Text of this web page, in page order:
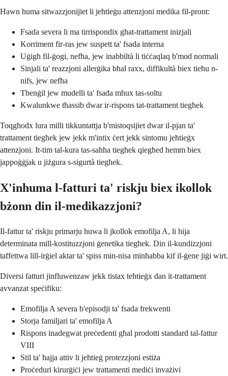
Hawn huma sitwazzjonijiet li jeħtieġu attenzjoni medika fil-pront:
Fsada severa li ma tirrispondix għat-trattament inizjali
Korriment fir-ras jew suspett ta' fsada interna
Uġigħ fil-ġogi, nefħa, jew inabbiltà li tiċċaqlaq b'mod normali
Sinjali ta' reazzjoni allerġika bħal raxx, diffikultà biex tieħu n-
nifs, jew nefħa
Tbenġil jew mudelli ta' fsada mhux tas-soltu
Kwalunkwe tħassib dwar ir-rispons tat-trattament tiegħek
Toqgħodx lura milli tikkuntattja b'mistoqsijiet dwar il-pjan ta'
trattament tiegħek jew jekk m'intix ċert jekk sintomu jeħtieġx
attenzjoni. It-tim tal-kura tas-saħħa tiegħek qiegħed hemm biex
jappoġġjak u jiżgura s-sigurtà tiegħek.
X'inhuma l-fatturi ta' riskju biex ikollok
bżonn din il-medikazzjoni?
Il-fattur ta' riskju primarju huwa li jkollok emofilja A, li hija
determinata mill-kostituzzjoni ġenetika tiegħek. Din il-kundizzjoni
taffettwa lill-irġiel aktar ta' spiss min-nisa minħabba kif il-ġene jiġi wirt.
Diversi fatturi jinfluwenzaw jekk tistax teħtieġx dan it-trattament
avvanzat speċifiku:
Emofilja A severa b'episodji ta' fsada frekwenti
Storja familjari ta' emofilja A
Rispons inadegwat preċedenti għal prodotti standard tal-fattur
VIII
Stil ta' ħajja attiv li jeħtieġ protezzjoni estiża
Proċeduri kirurġiċi jew trattamenti mediċi invażivi